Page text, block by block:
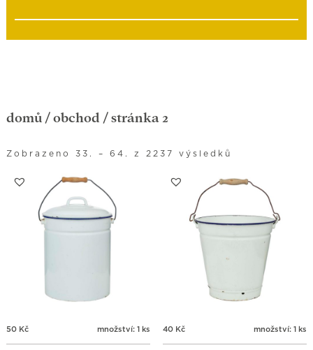
domů / obchod / stránka 2
Zobrazeno 33. – 64. z 2237 výsledků
50 Kč množství: 1 ks 40 Kč množství: 1 ks